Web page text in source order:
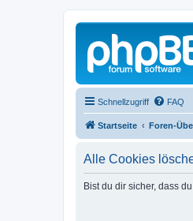
Schnellzugriff FAQ
Startseite Foren-
Alle Cookies
Bist du dir sicher, dass